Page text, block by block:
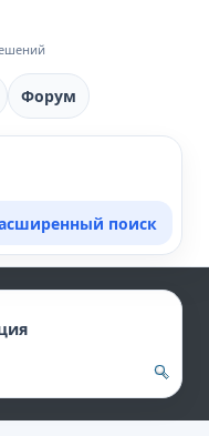
Форум
поиск